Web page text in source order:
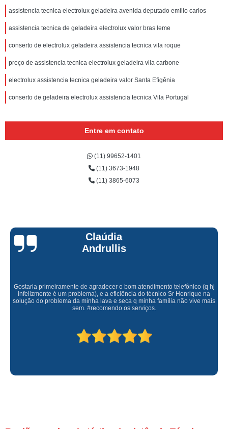
assistencia tecnica electrolux geladeira avenida deputado emilio carlos
assistencia tecnica de geladeira electrolux valor bras leme
conserto de electrolux geladeira assistencia tecnica vila roque
preço de assistencia tecnica electrolux geladeira vila carbone
electrolux assistencia tecnica geladeira valor Santa Efigênia
conserto de geladeira electrolux assistencia tecnica Vila Portugal
Entre em contato
(11) 99652-1401
(11) 3673-1948
(11) 3865-6073
Claúdia
Andrullis
Gostaria primeiramente de agradecer o bom atendimento telefônico (q hj
infelizmente é um problema), e a eficiência do técnico Sr Henrique na
solução do problema da minha lava e seca q minha família não vive mais
sem. #recomendo os serviços.